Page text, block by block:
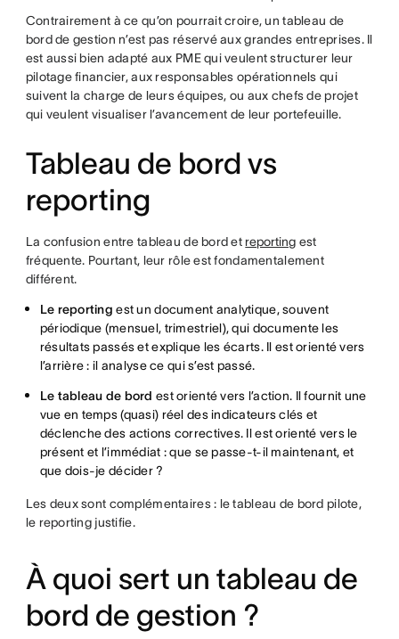
Contrairement à ce qu’on pourrait croire, un tableau de
bord de gestion n’est pas réservé aux grandes entreprises. Il
est aussi bien adapté aux PME qui veulent structurer leur
pilotage financier, aux responsables opérationnels qui
suivent la charge de leurs équipes, ou aux chefs de projet
qui veulent visualiser l’avancement de leur portefeuille.
Tableau de bord vs
reporting
La confusion entre tableau de bord et reporting est
fréquente. Pourtant, leur rôle est fondamentalement
différent.
Le reportingest un document analytique, souvent
périodique (mensuel, trimestriel), qui documente les
résultats passés et explique les écarts. Il est orienté vers
l’arrière : il analyse ce qui s’est passé.
Le tableau de bord est orienté vers l’action. Il fournit une
vue en temps (quasi) réel des indicateurs clés et
déclenche des actions correctives. Il est orienté vers le
présent et l’immédiat : que se passe-t-il maintenant, et
que dois-je décider ?
Les deux sont complémentaires : le tableau de bord pilote,
le reporting justifie.
À quoi sert un tableau de
bord de gestion ?